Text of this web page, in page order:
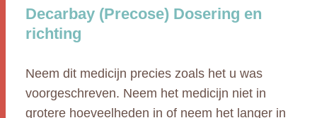
Decarbay (Precose) Dosering en
richting
Neem dit medicijn precies zoals het u was
voorgeschreven. Neem het medicijn niet in
grotere hoeveelheden in of neem het langer in